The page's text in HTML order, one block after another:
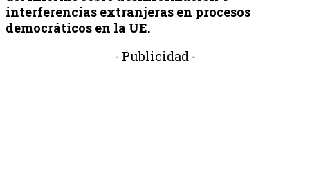
interferencias extranjeras en procesos
democráticos en la UE.
- Publicidad -